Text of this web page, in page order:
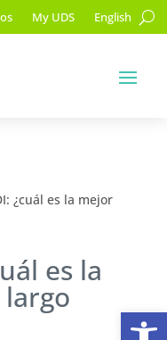
My UDS English
¿cuál es la mejor
es la